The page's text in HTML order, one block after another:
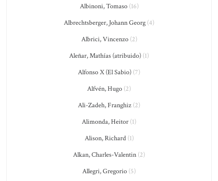
Albinoni, Tomaso(16)
Albrechtsberger, Johann Georg (4)
Albrici, Vincenzo(2)
Aleñar, Mathías (atribuido) (1)
Alfonso X (El Sabio) (7)
Alfvén, Hugo (2)
Ali-Zadeh, Franghiz (2)
Alimonda, Heitor (1)
Alison, Richard(1)
Alkan, Charles-Valentin (2)
Allegri, Gregorio (5)